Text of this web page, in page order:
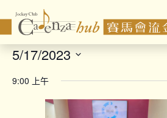
5/17/2023
date.
9:00 上午